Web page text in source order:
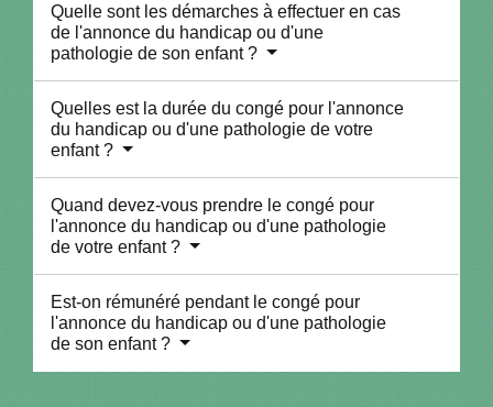
Quelle sont les démarches à effectuer en cas
de l'annonce du handicap ou d'une
pathologie de son enfant ?
Quelles est la durée du congé pour l'annonce
du handicap ou d'une pathologie de votre
enfant ?
Quand devez-vous prendre le congé pour
l'annonce du handicap ou d'une pathologie
de votre enfant ?
Est-on rémunéré pendant le congé pour
l'annonce du handicap ou d'une pathologie
de son enfant ?